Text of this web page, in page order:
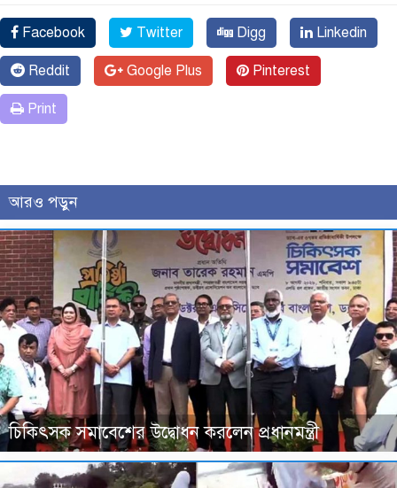
Facebook Twitter Digg Linkedin
Reddit Google Plus Pinterest
Print
আরও পড়ুন
চিকিৎসক সমাবেশের উদ্বোধন করলেন প্রধানমন্ত্রী